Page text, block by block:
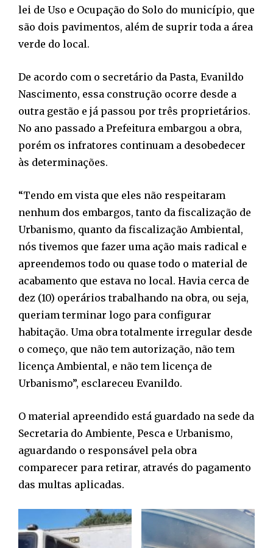
lei de Uso e Ocupação do Solo do município, que
são dois pavimentos, além de suprir toda a área
verde do local.
De acordo com o secretário da Pasta, Evanildo
Nascimento, essa construção ocorre desde a
outra gestão e já passou por três proprietários.
No ano passado a Prefeitura embargou a obra,
porém os infratores continuam a desobedecer
às determinações.
“Tendo em vista que eles não respeitaram
nenhum dos embargos, tanto da fiscalização de
Urbanismo, quanto da fiscalização Ambiental,
nós tivemos que fazer uma ação mais radical e
apreendemos todo ou quase todo o material de
acabamento que estava no local. Havia cerca de
dez (10) operários trabalhando na obra, ou seja,
queriam terminar logo para configurar
habitação. Uma obra totalmente irregular desde
o começo, que não tem autorização, não tem
licença Ambiental, e não tem licença de
Urbanismo”, esclareceu Evanildo.
O material apreendido está guardado na sede da
Secretaria do Ambiente, Pesca e Urbanismo,
aguardando o responsável pela obra
comparecer para retirar, através do pagamento
das multas aplicadas.